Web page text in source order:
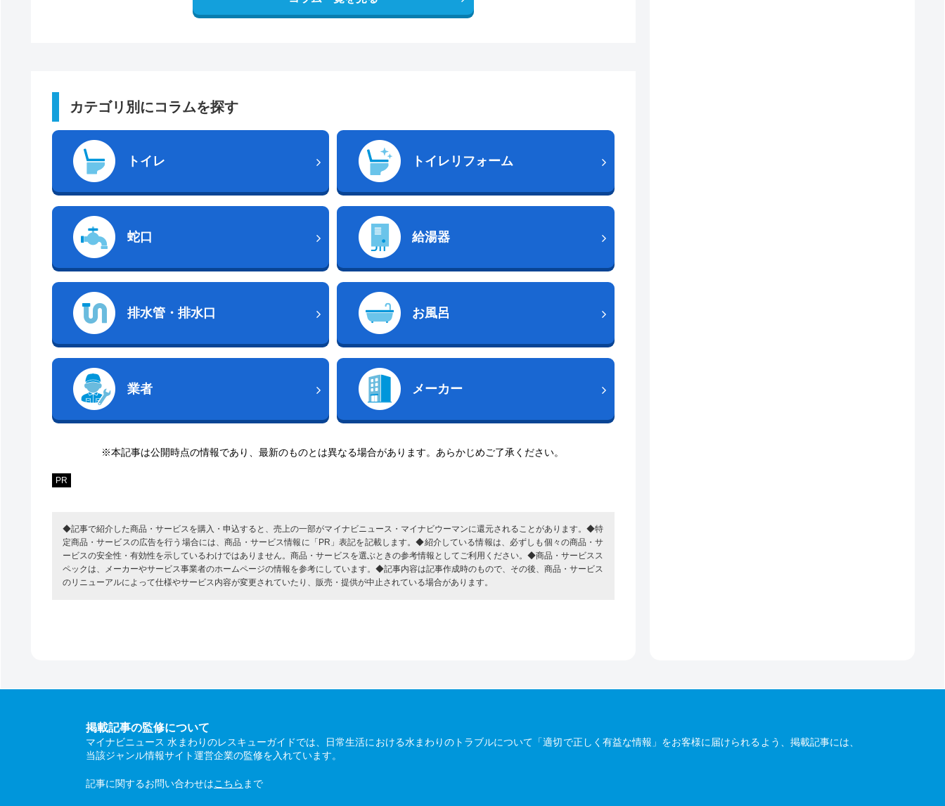
カテゴリ別にコラムを探す
トイレ トイレリフォーム
蛇口 給湯器
排水管・排水口 お風呂
業者 メーカー
※本記事は公開時点の情報であり、最新のものとは異なる場合があります。あらかじめご了承ください。
PR
◆記事で紹介した商品・サービスを購入・申込すると、売上の一部がマイナビニュース・マイナビウーマンに還元されることがあります。◆特
定商品・サービスの広告を行う場合には、商品・サービス情報に「PR」表記を記載します。◆紹介している情報は、必ずしも個々の商品・サ
ービスの安全性・有効性を示しているわけではありません。商品・サービスを選ぶときの参考情報としてご利用ください。◆商品・サービスス
ペックは、メーカーやサービス事業者のホームページの情報を参考にしています。◆記事内容は記事作成時のもので、その後、商品・サービス
のリニューアルによって仕様やサービス内容が変更されていたり、販売・提供が中止されている場合があります。
掲載記事の監修について
マイナビニュース 水まわりのレスキューガイドでは、日常生活における水まわりのトラブルについて「適切で正しく有益な情報」をお客様に届けられるよう、掲載記事には、
当該ジャンル情報サイト運営企業の監修を入れています。
記事に関するお問い合わせはこちら まで